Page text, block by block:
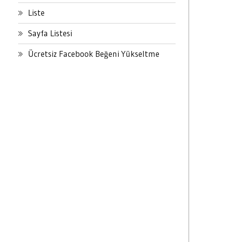
Liste
Sayfa Listesi
Ücretsiz Facebook Beğeni Yükseltme